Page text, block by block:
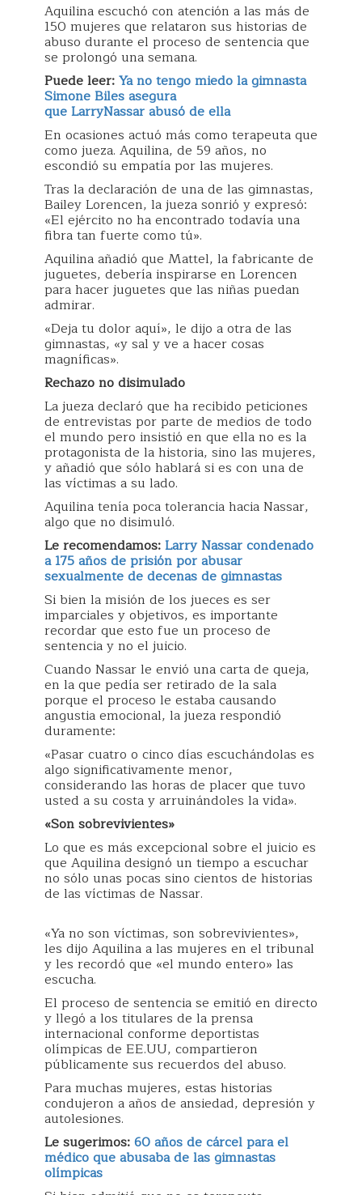
Aquilina escuchó con atención a las más de
150 mujeres que relataron sus historias de
abuso durante el proceso de sentencia que
se prolongó una semana.
Puede leer:Ya no tengo miedo la gimnasta
Simone Biles asegura
queLarryNassarabusó de ella
En ocasiones actuó más como terapeuta que
como jueza. Aquilina, de 59 años, no
escondió su empatía por las mujeres.
Tras la declaración de una de las gimnastas,
Bailey Lorencen, la jueza sonrió y expresó:
«El ejército no ha encontrado todavía una
fibra tan fuerte como tú».
Aquilina añadió que Mattel, la fabricante de
juguetes, debería inspirarse en Lorencen
para hacer juguetes que las niñas puedan
admirar.
«Deja tu dolor aquí», le dijo a otra de las
gimnastas, «y sal y ve a hacer cosas
magníficas».
Rechazo no disimulado
La jueza declaró que ha recibido peticiones
de entrevistas por parte de medios de todo
el mundo pero insistió en que ella no es la
protagonista de la historia, sino las mujeres,
y añadió que sólo hablará si es con una de
las víctimas a su lado.
Aquilina tenía poca tolerancia hacia Nassar,
algo que no disimuló.
Le recomendamos:LarryNassarcondenado
a 175 años de prisión por abusar
sexualmente de decenas de gimnastas
Si bien la misión de los jueces es ser
imparciales y objetivos, es importante
recordar que esto fue un proceso de
sentencia y no el juicio.
Cuando Nassar le envió una carta de queja,
en la que pedía ser retirado de la sala
porque el proceso le estaba causando
angustia emocional, la jueza respondió
duramente:
«Pasar cuatro o cinco días escuchándolas es
algo significativamente menor,
considerando las horas de placer que tuvo
usted a su costa y arruinándoles la vida».
«Son sobrevivientes»
Lo que es más excepcional sobre el juicio es
que Aquilina designó un tiempo a escuchar
no sólo unas pocas sino cientos de historias
de las víctimas de Nassar.
«Ya no son víctimas, son sobrevivientes»,
les dijo Aquilina a las mujeres en el tribunal
y les recordó que «el mundo entero» las
escucha.
El proceso de sentencia se emitió en directo
y llegó a los titulares de la prensa
internacional conforme deportistas
olímpicas de EE.UU, compartieron
públicamente sus recuerdos del abuso.
Para muchas mujeres, estas historias
condujeron a años de ansiedad, depresión y
autolesiones.
Le sugerimos:60 años de cárcel para el
médico que abusaba de las gimnastas
olímpicas